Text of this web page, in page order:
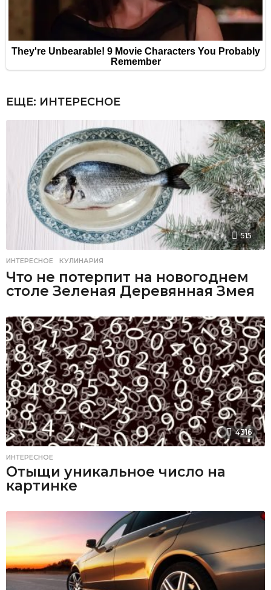
ЕЩЕ: ИНТЕРЕСНОЕ
515
ИНТЕРЕСНОЕ ,КУЛИНАРИЯ
Что не потерпит на новогоднем
столе Зеленая Деревянная Змея
4316
ИНТЕРЕСНОЕ
Отыщи уникальное число на
картинке